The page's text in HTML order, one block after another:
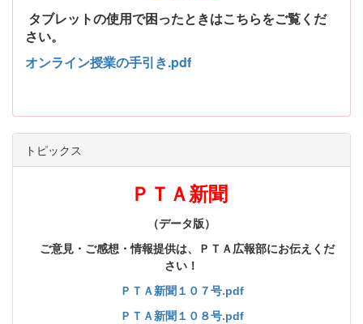
タブレットの使用で困ったときはこちらをご覧くだ
さい。
オンライン授業の手引き.pdf
トピックス
ＰＴＡ新聞
（データ版）
ご意見・ご感想・情報提供は、ＰＴＡ広報部にお伝えくだ
さい！
ＰＴＡ新聞１０７号.pdf
ＰＴＡ新聞１０８号.pdf